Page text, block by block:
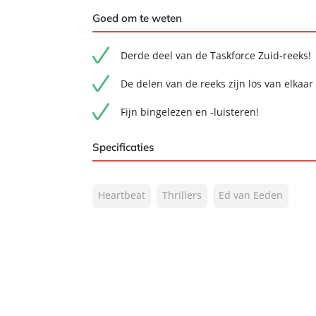
Goed om te weten
Derde deel van de Taskforce Zuid-reeks!
De delen van de reeks zijn los van elkaar
Fijn bingelezen en -luisteren!
Specificaties
NUR:
332
Heartbeat Thrillers Ed van Eeden